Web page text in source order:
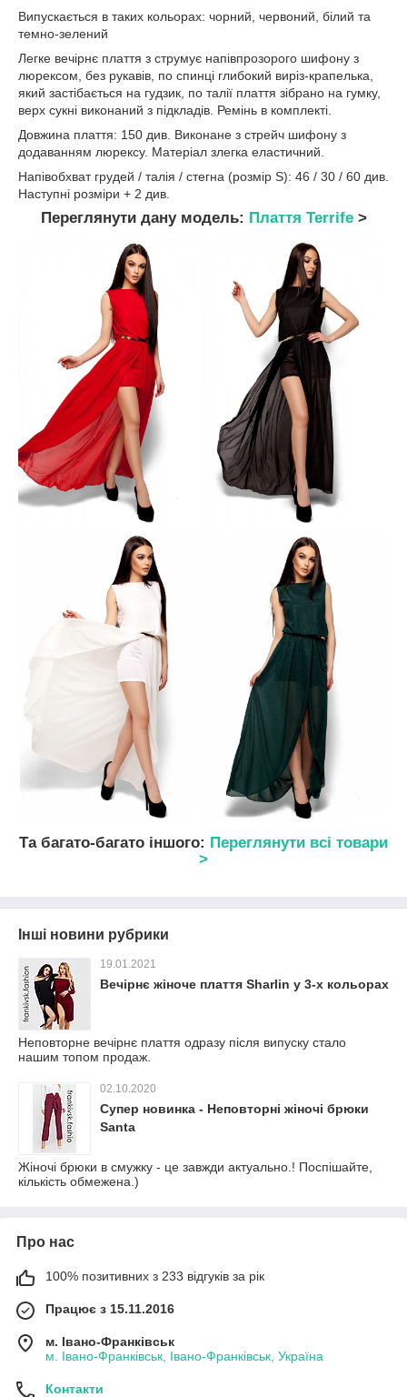
Випускається в таких кольорах: чорний, червоний, білий та
темно-зелений
Легке вечірнє плаття з струмує напівпрозорого шифону з
люрексом, без рукавів, по спинці глибокий виріз-крапелька,
який застібається на гудзик, по талії плаття зібрано на гумку,
верх сукні виконаний з підкладів. Ремінь в комплекті.
Довжина плаття: 150 див. Виконане з стрейч шифону з
додаванням люрексу. Матеріал злегка еластичний.
Напівобхват грудей / талія / стегна (розмір S): 46 / 30 / 60 див.
Наступні розміри + 2 див.
Переглянути дану модель: Плаття Terrife>
Та багато-багато іншого: Переглянути всі товари
>
Інші новини рубрики
19.01.2021
Вечірнє жіноче плаття Sharlin у 3-х кольорах
Неповторне вечірнє плаття одразу після випуску стало
нашим топом продаж.
02.10.2020
Супер новинка - Неповторні жіночі брюки
Santa
Жіночі брюки в смужку - це завжди актуально.! Поспішайте,
кількість обмежена.)
Про нас
100% позитивних з 233 відгуків за рік
Працює з 15.11.2016
м. Івано-Франківськ
м. Івано-Франківськ, Івано-Франківськ, Україна
Контакти